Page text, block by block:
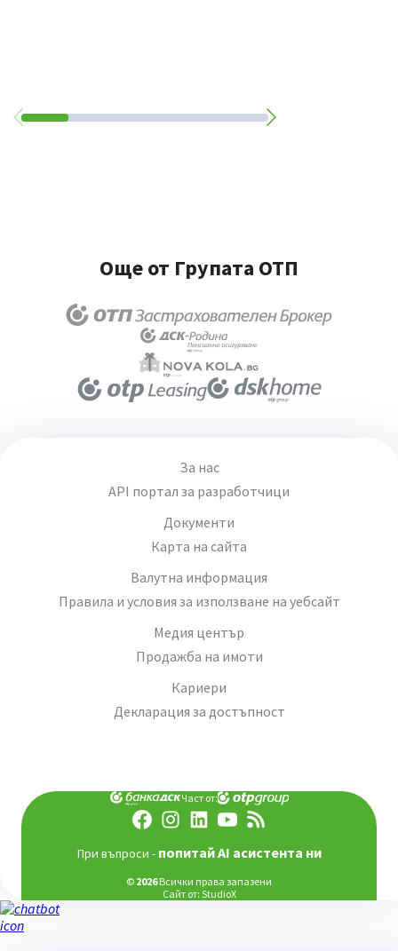
Още от Групата ОТП
За нас
API портал за разработчици
Документи
Карта на сайта
Валутна информация
Правила и условия за използване на уебсайт
Медия център
Продажба на имоти
Кариери
Декларация за достъпност
Част от:
При въпроси - попитай AI асистента ни
© 2026Всички права запазени
Сайт от: StudioX